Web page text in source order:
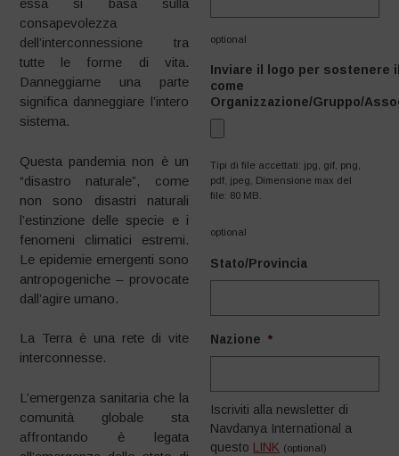
essa si basa sulla
consapevolezza
dell’interconnessione tra
tutte le forme di vita.
Danneggiarne una parte
significa danneggiare l’intero
sistema.
Questa pandemia non è un
“disastro naturale”, come
non sono disastri naturali
l’estinzione delle specie e i
fenomeni climatici estremi.
Le epidemie emergenti sono
antropogeniche – provocate
dall’agire umano.
La Terra è una rete di vite
interconnesse.
L’emergenza sanitaria che la
comunità globale sta
affrontando è legata
optional
Inviare il logo per sostenere
come
Organizzazione/Gruppo/
Tipi di file accettati: jpg, gif, png,
pdf, jpeg, Dimensione max del
file: 80 MB.
optional
Stato/Provincia
Nazione *
Iscriviti alla newsletter di
Navdanya International a
questo LINK (optional)